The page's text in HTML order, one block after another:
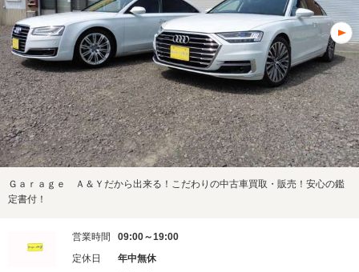
Ｇａｒａｇｅ Ａ＆Ｙだから出来る！こだわりの中古車買取・販売！安心の鑑
定書付！
営業時間
09:00～19:00
定休日
年中無休